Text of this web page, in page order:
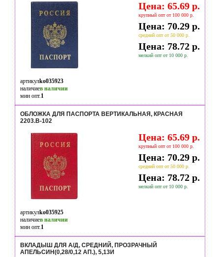
Цена: 65.69 р.
крупный опт от 100 000 р.
Цена: 70.29 р.
средний опт от 50 000 р.
Цена: 78.72 р.
мелкий опт от 10 000 р.
артикулko035923
наличиев наличии
мин опт.1
ОБЛОЖКА ДЛЯ ПАСПОРТА ВЕРТИКАЛЬНАЯ, КРАСНАЯ
2203.В-102
Цена: 65.69 р.
крупный опт от 100 000 р.
Цена: 70.29 р.
средний опт от 50 000 р.
Цена: 78.72 р.
мелкий опт от 10 000 р.
артикулko035925
наличиев наличии
мин опт.1
ВКЛАДЫШ ДЛЯ А/Д, СРЕДНИЙ, ПРОЗРАЧНЫЙ
АПЕЛЬСИН(0,28/0,12 АП.), 5,13И